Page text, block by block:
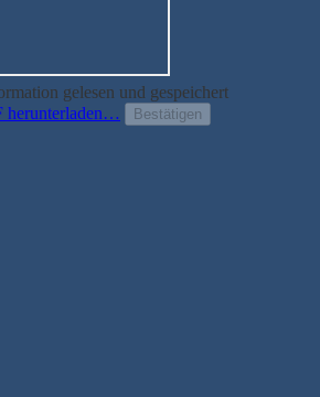
gelesen und gespeichert
herunterladen…
Bestätigen